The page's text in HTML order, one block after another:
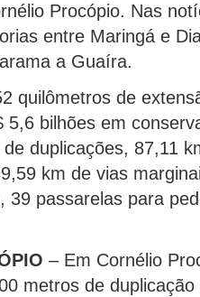
Procópio. Nas
entre Maringá e
a Guaíra.
quilômetros de
5,6 bilhões em
duplicações, 87,11
km de vias
39 passarelas para
– Em Cornélio
metros de